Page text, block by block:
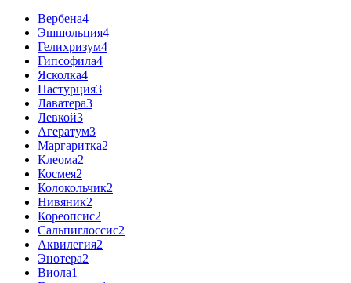
Вербена4
Эшшольция4
Гелихризум4
Гипсофила4
Ясколка4
Настурция3
Лаватера3
Левкой3
Агератум3
Маргаритка2
Клеома2
Космея2
Колокольчик2
Нивяник2
Кореопсис2
Сальпиглоссис2
Аквилегия2
Энотера2
Виола1